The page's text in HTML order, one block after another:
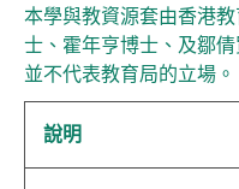
本學與教資源套由香港
士、霍年亨博士、及鄒
並不代表教育局的立場。
說明